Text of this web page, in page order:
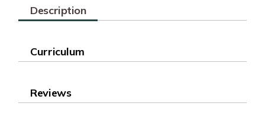
Description
Curriculum
Reviews